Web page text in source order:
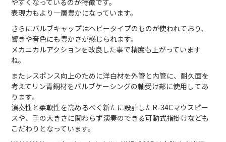
やすくなっているのが特徴です。
表現力もより一層豊かになっています。
さらにバルブキャップはヘビータイプのものが使われており、
響きや音色にも豊かさが感じられます。
メカニカルアクションを改良した事で精度も上がっています
ね。
またレスポンス向上のために洋白材を外管と内管に、耐久面を
考えてリン青銅材をバルブケーシングの軸受け部に使用してあ
ります。
演奏性と柔軟性を高めるべく新たに設計したR-34Cマウスピー
スや、手の大きさに関わらず演奏のできる可動式指掛けなども
こだわりとなっています。